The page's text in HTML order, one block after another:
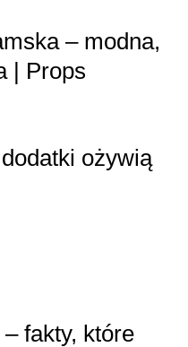
– modna,
| Props
ożywią
fakty, które